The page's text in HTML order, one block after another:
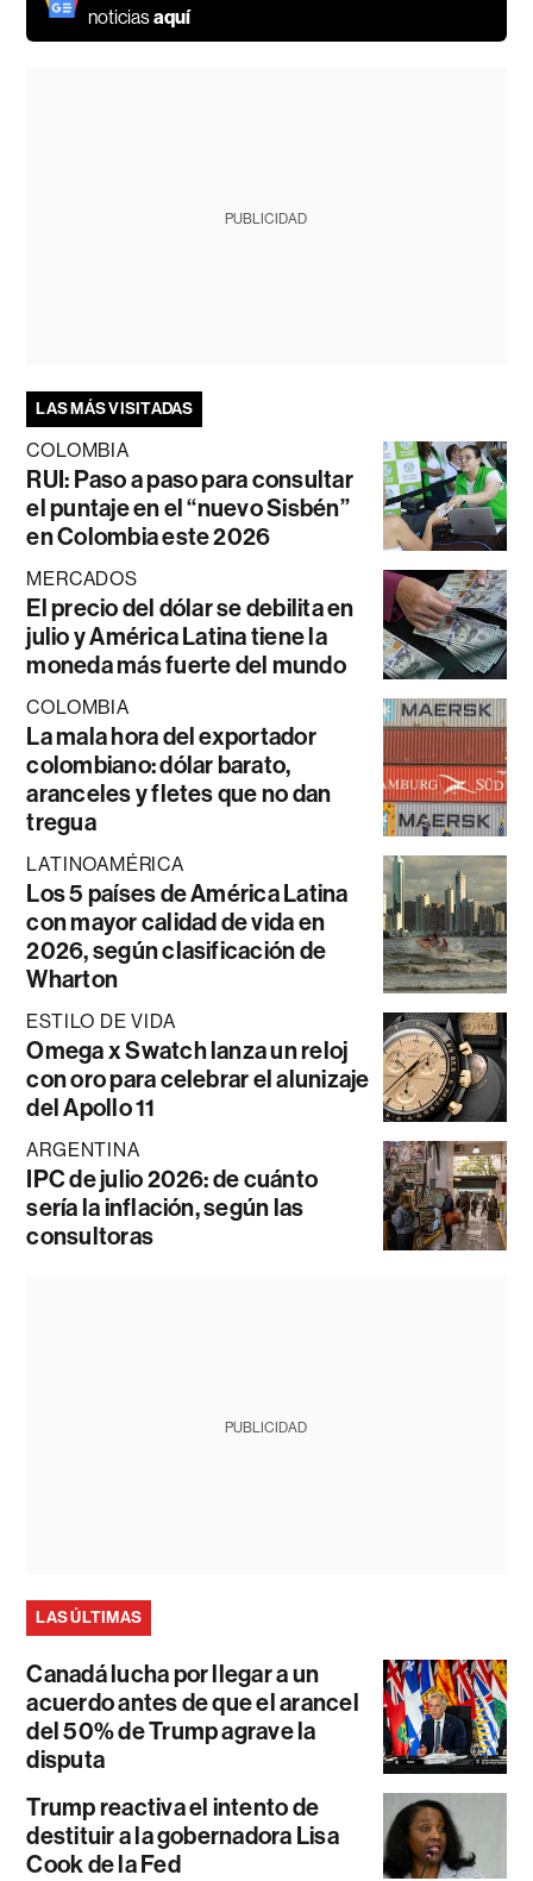
noticiasaquí
PUBLICIDAD
LAS MÁS VISITADAS
COLOMBIA
RUI: Paso a paso para consultar
el puntaje en el “nuevo Sisbén”
en Colombia este 2026
MERCADOS
El precio del dólar se debilita en
julio y América Latina tiene la
moneda más fuerte del mundo
COLOMBIA
La mala hora del exportador
colombiano: dólar barato,
aranceles y fletes que no dan
tregua
LATINOAMÉRICA
Los 5 países de América Latina
con mayor calidad de vida en
2026, según clasificación de
Wharton
ESTILO DE VIDA
Omega x Swatch lanza un reloj
con oro para celebrar el alunizaje
del Apollo 11
ARGENTINA
IPC de julio 2026: de cuánto
sería la inflación, según las
consultoras
PUBLICIDAD
LAS ÚLTIMAS
Canadá lucha por llegar a un
acuerdo antes de que el arancel
del 50% de Trump agrave la
disputa
Trump reactiva el intento de
destituir a la gobernadora Lisa
Cook de la Fed